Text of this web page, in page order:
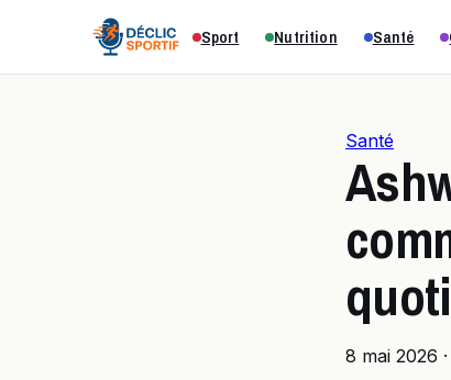
Sport Nutrition Santé
Santé
8 mai 2026 ·